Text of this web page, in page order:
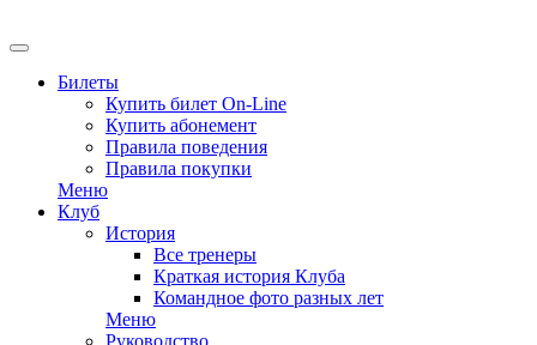
Билеты
Купить билет On-Line
Купить абонемент
Правила поведения
Правила покупки
Меню
Клуб
История
Все тренеры
Краткая история Клуба
Командное фото разных лет
Меню
Руководство